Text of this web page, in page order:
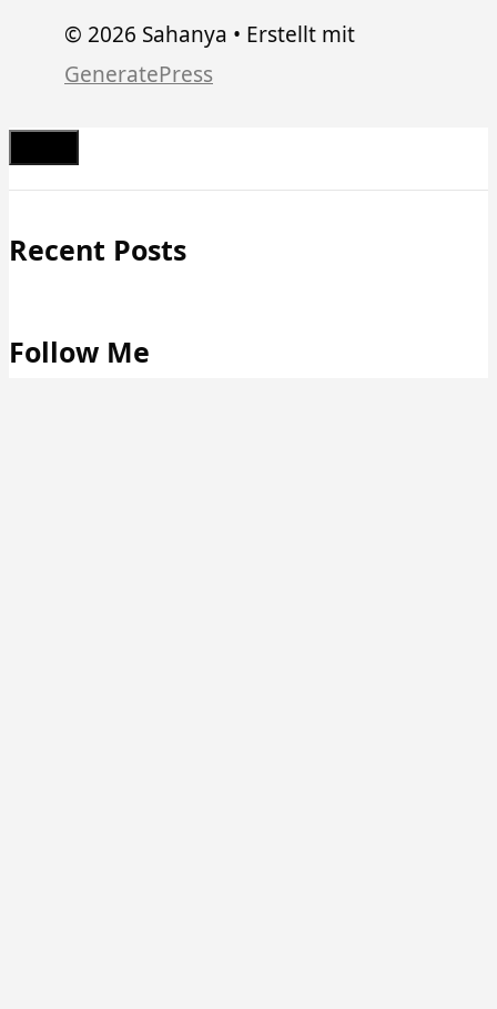
© 2026 Sahanya • Erstellt mit
GeneratePress
Schließen
Recent Posts
Follow Me